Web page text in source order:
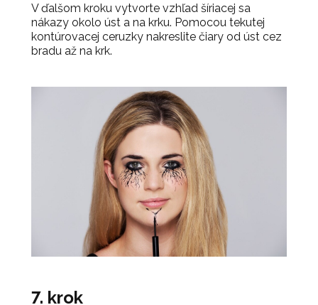
V ďalšom kroku vytvorte vzhľad šíriacej sa
nákazy okolo úst a na krku. Pomocou tekutej
kontúrovacej ceruzky nakreslite čiary od úst cez
bradu až na krk.
7. krok